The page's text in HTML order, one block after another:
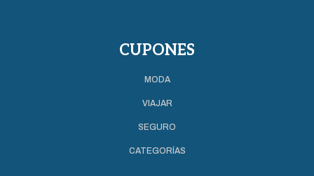
CUPONES
MODA
VIAJAR
SEGURO
CATEGORÍAS